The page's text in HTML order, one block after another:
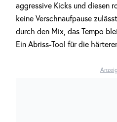
aggressive Kicks und diesen
keine Verschnaufpause
durch den Mix, das Tempo
Ein Abriss-Tool für die